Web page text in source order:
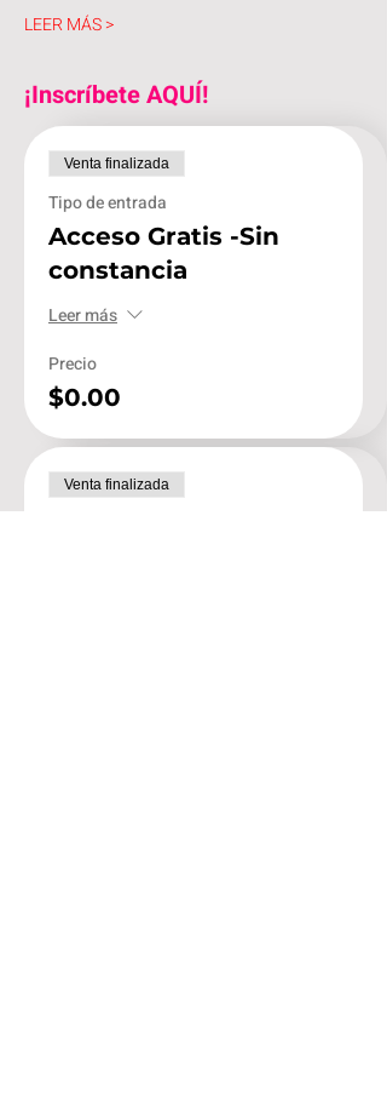
LEER MÁS >
¡Inscríbete AQUÍ!
Venta finalizada
Tipo de entrada
Acceso Gratis -Sin
constancia
Leer más
Precio
$0.00
Venta finalizada